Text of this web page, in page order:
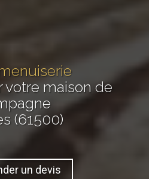
votre maison de
(61500)
un devis